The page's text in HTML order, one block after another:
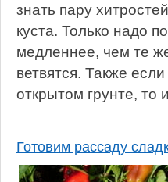
знать пару
куста. Только надо
медленнее, чем те
ветвятся. Также
открытом грунте, то
Готовим рассаду